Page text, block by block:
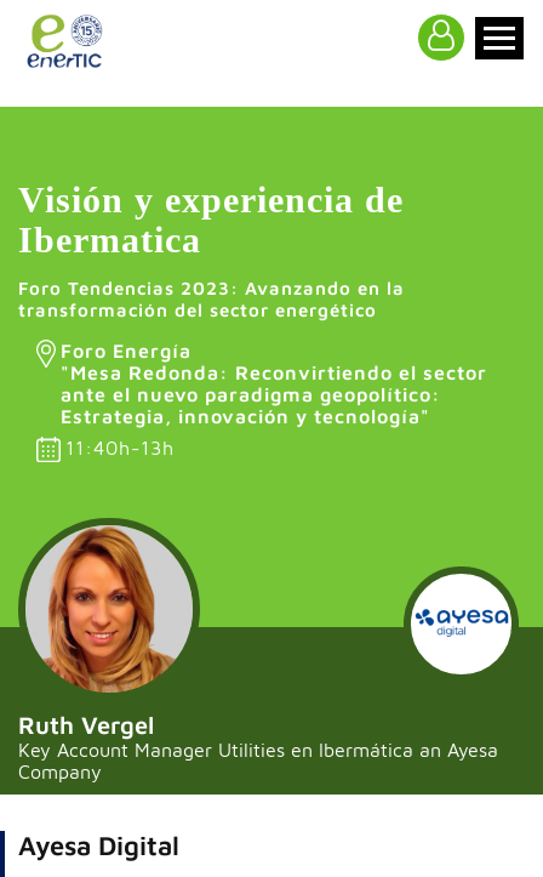
Visión y experiencia de
Ibermatica
Foro Tendencias 2023: Avanzando en la
transformación del sector energético
Foro Energía
"Mesa Redonda: Reconvirtiendo el sector
ante el nuevo paradigma geopolítico:
Estrategia, innovación y tecnología"
11:40h-13h
Ruth Vergel
Key Account Manager Utilities en Ibermática an Ayesa
Company
Ayesa Digital